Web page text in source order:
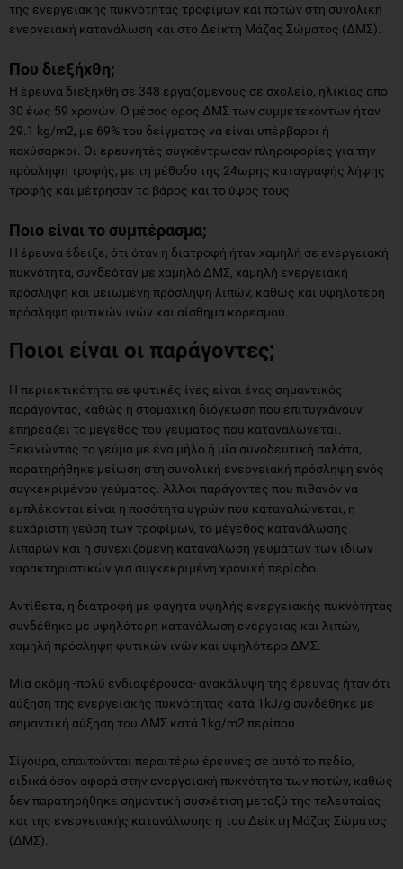
της ενεργειακής πυκνότητας τροφίμων και ποτών στη συνολική
ενεργειακή κατανάλωση και στο Δείκτη Μάζας Σώματος (ΔΜΣ).
Που διεξήχθη;
Η έρευνα διεξήχθη σε 348 εργαζόμενους σε σχολείο, ηλικίας από
30 έως 59 χρονών. Ο μέσος όρος ΔΜΣ των συμμετεχόντων ήταν
29.1 kg/m2, με 69% του δείγματος να είναι υπέρβαροι ή
παχύσαρκοι. Οι ερευνητές συγκέντρωσαν πληροφορίες για την
πρόσληψη τροφής, με τη μέθοδο της 24ωρης καταγραφής λήψης
τροφής και μέτρησαν το βάρος και το ύψος τους.
Ποιο είναι το συμπέρασμα;
Η έρευνα έδειξε, ότι όταν η διατροφή ήταν χαμηλή σε ενεργειακή
πυκνότητα, συνδεόταν με χαμηλό ΔΜΣ, χαμηλή ενεργειακή
πρόσληψη και μειωμένη πρόσληψη λιπών, καθώς και υψηλότερη
πρόσληψη φυτικών ινών και αίσθημα κορεσμού.
Ποιοι είναι οι παράγοντες;
Η περιεκτικότητα σε φυτικές ίνες είναι ένας σημαντικός
παράγοντας, καθώς η στομαχική διόγκωση που επιτυγχάνουν
επηρεάζει το μέγεθος του γεύματος που καταναλώνεται.
Ξεκινώντας το γεύμα με ένα μήλο ή μία συνοδευτική σαλάτα,
παρατηρήθηκε μείωση στη συνολική ενεργειακή πρόσληψη ενός
συγκεκριμένου γεύματος. Άλλοι παράγοντες που πιθανόν να
εμπλέκονται είναι η ποσότητα υγρών που καταναλώνεται, η
ευχάριστη γεύση των τροφίμων, το μέγεθος κατανάλωσης
λιπαρών και η συνεχιζόμενη κατανάλωση γευμάτων των ιδίων
χαρακτηριστικών για συγκεκριμένη χρονική περίοδο.
Αντίθετα, η διατροφή με φαγητά υψηλής ενεργειακής πυκνότητας
συνδέθηκε με υψηλότερη κατανάλωση ενέργειας και λιπών,
χαμηλή πρόσληψη φυτικών ινών και υψηλότερο ΔΜΣ.
Μία ακόμη -πολύ ενδιαφέρουσα- ανακάλυψη της έρευνας ήταν ότι
αύξηση της ενεργειακής πυκνότητας κατά 1kJ/g συνδέθηκε με
σημαντική αύξηση του ΔΜΣ κατά 1kg/m2 περίπου.
Σίγουρα, απαιτούνται περαιτέρω έρευνες σε αυτό το πεδίο,
ειδικά όσον αφορά στην ενεργειακή πυκνότητα των ποτών, καθώς
δεν παρατηρήθηκε σημαντική συσχέτιση μεταξύ της τελευταίας
και της ενεργειακής κατανάλωσης ή του Δείκτη Μάζας Σώματος
(ΔΜΣ).